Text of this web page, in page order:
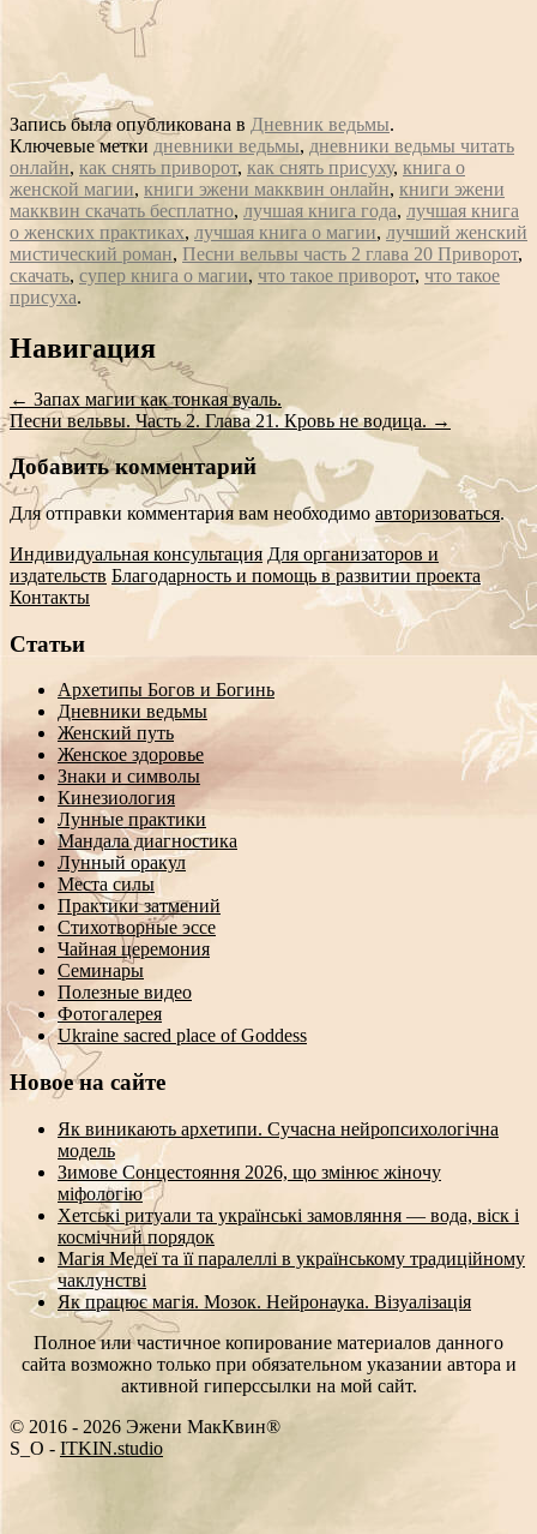
Запись была опубликована в Дневник ведьмы.
Ключевые метки дневники ведьмы, дневники ведьмы читать
онлайн, как снять приворот, как снять присуху, книга о
женской магии, книги эжени макквин онлайн, книги эжени
макквин скачать бесплатно, лучшая книга года, лучшая книга
о женских практиках, лучшая книга о магии, лучший женский
мистический роман, Песни вельвы часть 2 глава 20 Приворот,
скачать, супер книга о магии, что такое приворот, что такое
присуха.
Сообщение
навигации
Навигация
← Запах магии как тонкая вуаль.
Песни вельвы. Часть 2. Глава 21. Кровь не водица. →
Добавить комментарий
Для отправки комментария вам необходимо авторизоваться.
Индивидуальная консультация Для организаторов и
издательств Благодарность и помощь в развитии проекта
Контакты
Статьи
Архетипы Богов и Богинь
Дневники ведьмы
Женский путь
Женское здоровье
Знаки и символы
Кинезиология
Лунные практики
Мандала диагностика
Лунный оракул
Места силы
Практики затмений
Стихотворные эссе
Чайная церемония
Семинары
Полезные видео
Фотогалерея
Ukraine sacred place of Goddess
Новое на сайте
Як виникають архетипи. Сучасна нейропсихологічна
модель
Зимове Сонцестояння 2026, що змінює жіночу
міфологію
Хетські ритуали та українські замовляння — вода, віск і
космічний порядок
Магія Медеї та її паралеллі в українському традиційному
чаклунстві
Як працює магія. Мозок. Нейронаука. Візуалізація
Полное или частичное копирование материалов данного
сайта возможно только при обязательном указании автора и
активной гиперссылки на мой сайт.
© 2016 - 2026 Эжени МакКвин®
SEO -ITKIN.studio